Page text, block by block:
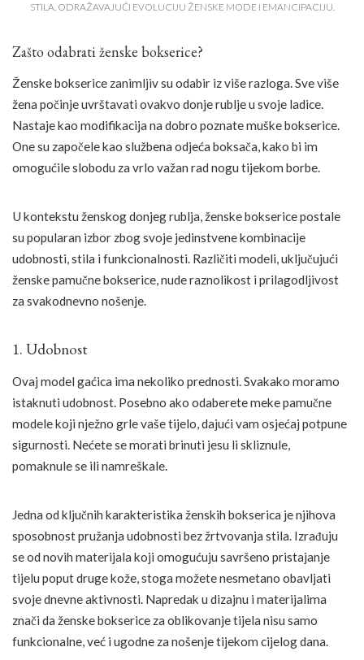
STILA, ODRAŽAVAJUĆI EVOLUCIJU ŽENSKE MODE I EMANCIPACIJU.
Zašto odabrati ženske bokserice?
Ženske bokserice zanimljiv su odabir iz više razloga. Sve više
žena počinje uvrštavati ovakvo donje rublje u svoje ladice.
Nastaje kao modifikacija na dobro poznate muške bokserice.
One su započele kao službena odjeća boksača, kako bi im
omogućile slobodu za vrlo važan rad nogu tijekom borbe.
U kontekstu ženskog donjeg rublja, ženske bokserice postale
su popularan izbor zbog svoje jedinstvene kombinacije
udobnosti, stila i funkcionalnosti. Različiti modeli, uključujući
ženske pamučne bokserice, nude raznolikost i prilagodljivost
za svakodnevno nošenje.
1. Udobnost
Ovaj model gaćica ima nekoliko prednosti. Svakako moramo
istaknuti udobnost. Posebno ako odaberete meke pamučne
modele koji nježno grle vaše tijelo, dajući vam osjećaj potpune
sigurnosti. Nećete se morati brinuti jesu li skliznule,
pomaknule se ili namreškale.
Jedna od ključnih karakteristika ženskih bokserica je njihova
sposobnost pružanja udobnosti bez žrtvovanja stila. Izrađuju
se od novih materijala koji omogućuju savršeno pristajanje
tijelu poput druge kože, stoga možete nesmetano obavljati
svoje dnevne aktivnosti. Napredak u dizajnu i materijalima
znači da ženske bokserice za oblikovanje tijela nisu samo
funkcionalne, već i ugodne za nošenje tijekom cijelog dana.